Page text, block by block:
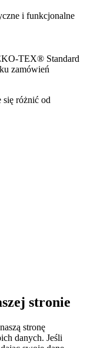
i funkcjonalne
TEX® Standard
zamówień
się różnić od
stronie
stronę
danych. Jeśli